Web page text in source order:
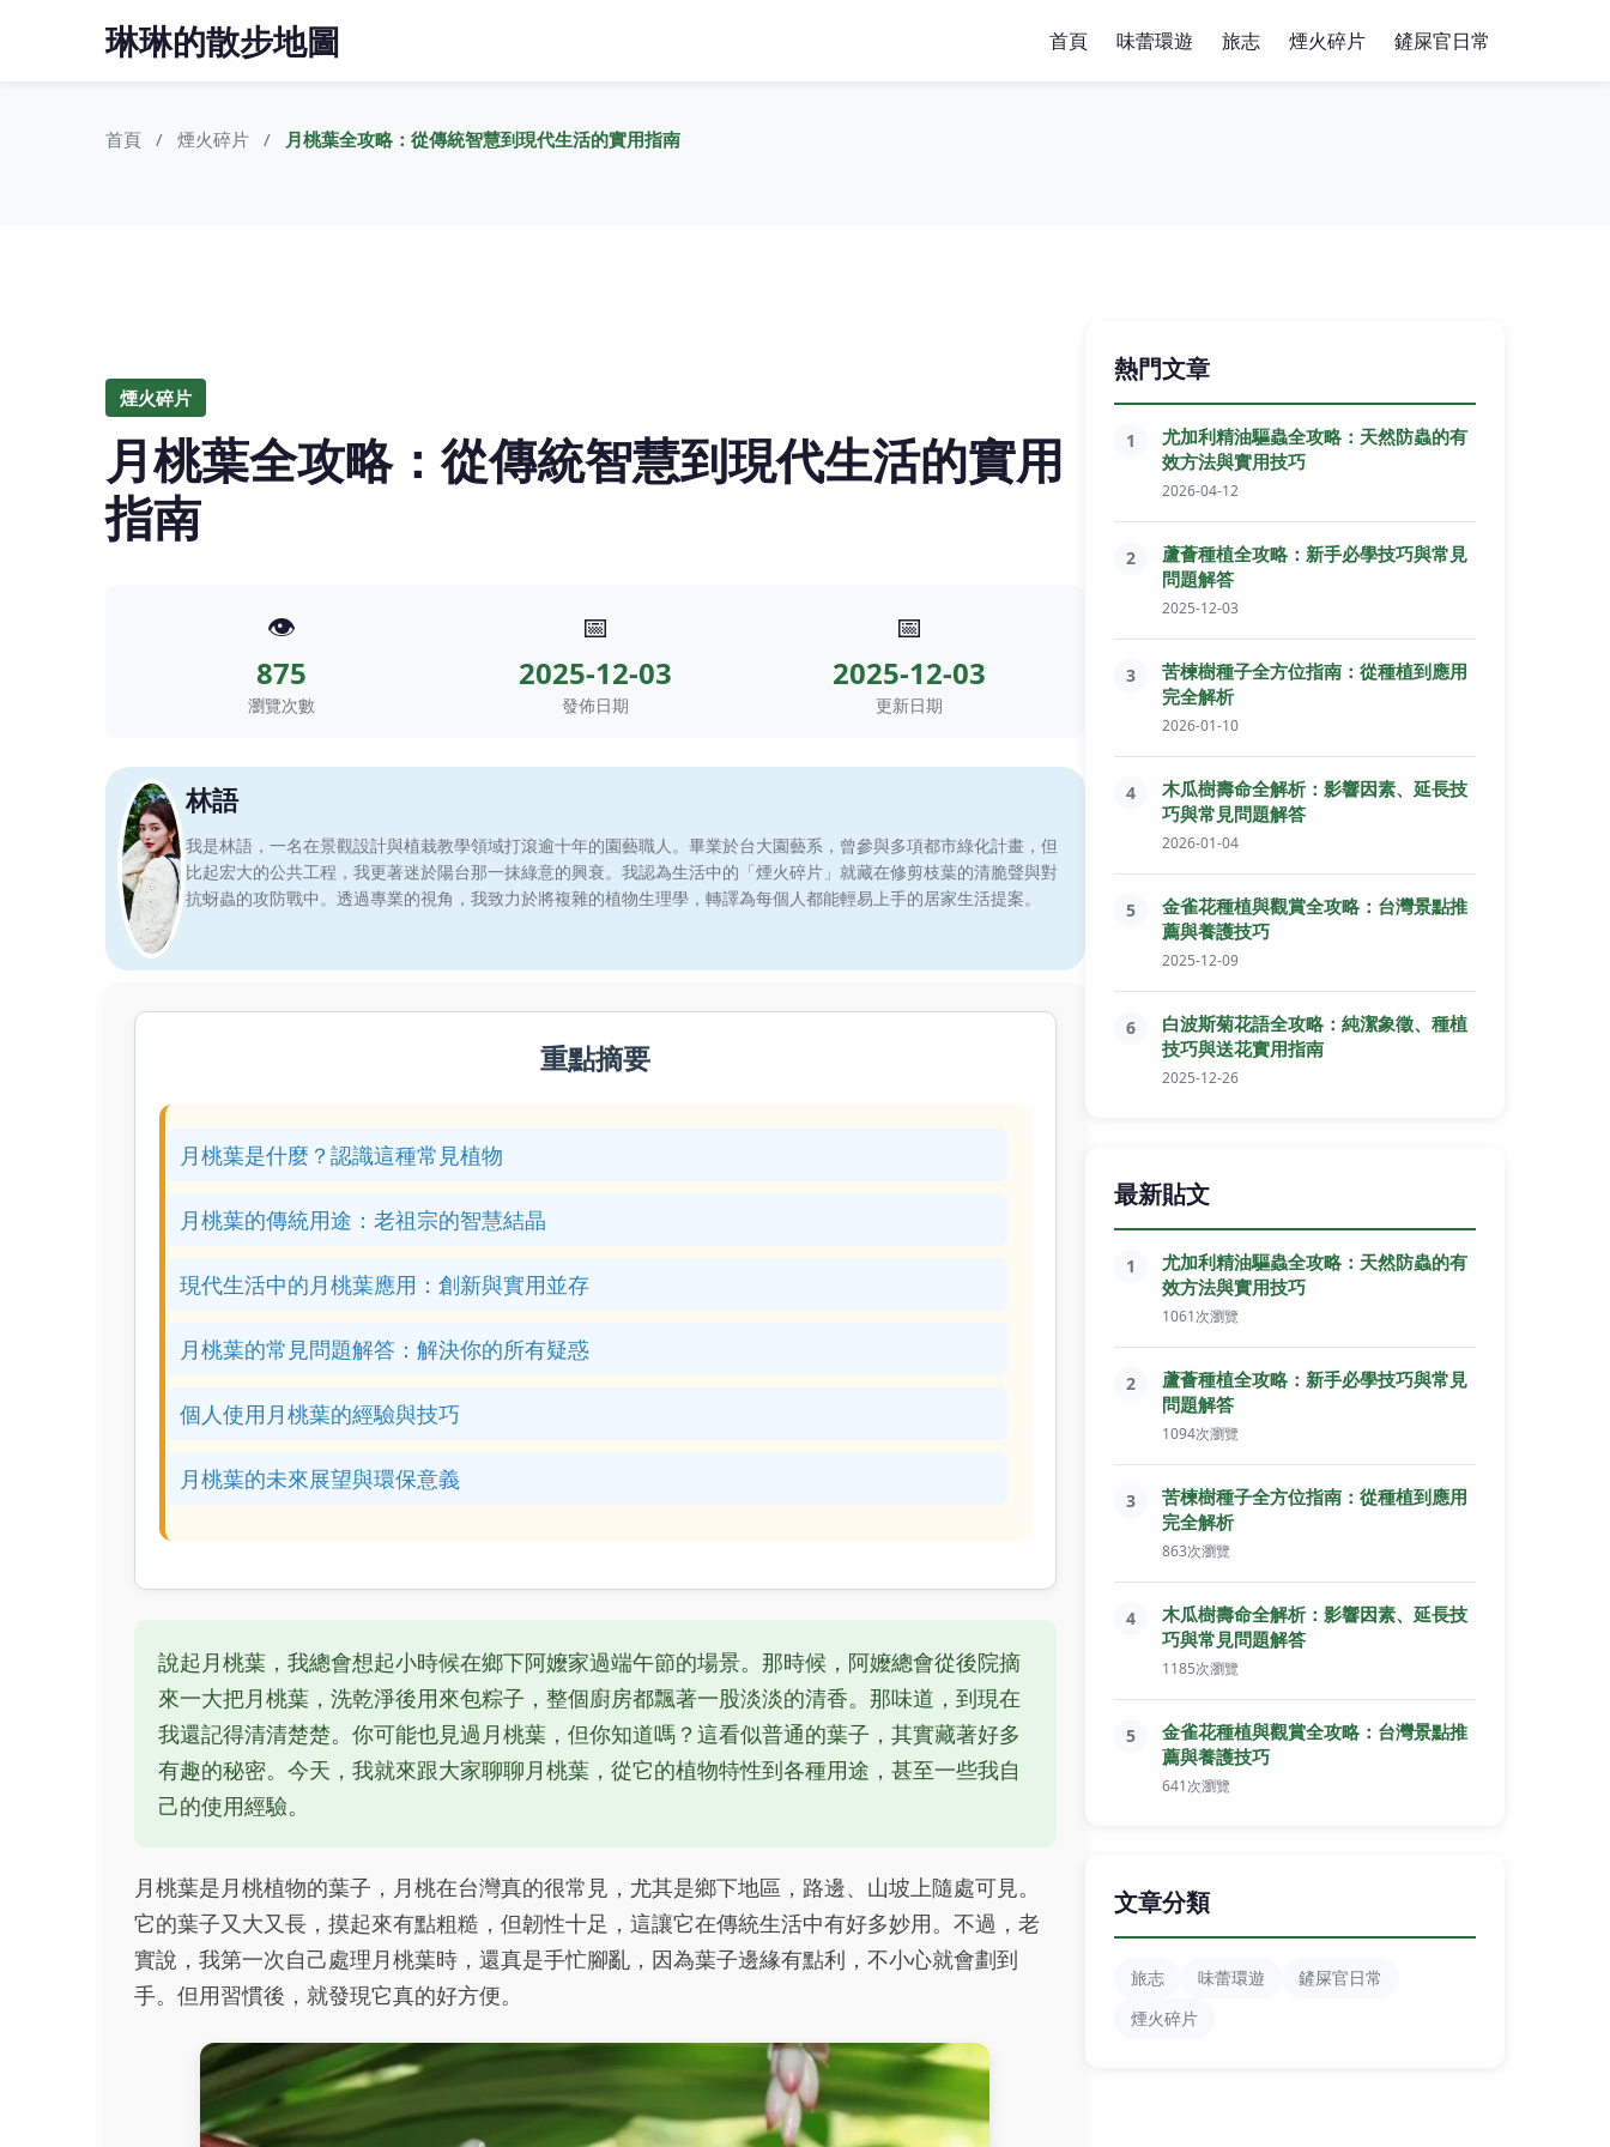
琳琳的散步地圖 首頁 味蕾環遊 旅志 煙火碎片 鏟屎官日常
首頁 煙火碎片 月桃葉全攻略：從傳統智慧到現代生活的實用指南
煙火碎片
月桃葉全攻略：從傳統智慧到現代生活的實用
指南
👁️
875
瀏覽次數
📅
2025-12-03
發佈日期
📅
2025-12-03
更新日期
林語
我是林語，一名在景觀設計與植栽教學領域打滾逾十年的園藝職人。畢業於台大園藝系，曾參與多項都市綠化計畫，但
比起宏大的公共工程，我更著迷於陽台那一抹綠意的興衰。我認為生活中的「煙火碎片」就藏在修剪枝葉的清脆聲與對
抗蚜蟲的攻防戰中。透過專業的視角，我致力於將複雜的植物生理學，轉譯為每個人都能輕易上手的居家生活提案。
重點摘要
月桃葉是什麼？認識這種常見植物
月桃葉的傳統用途：老祖宗的智慧結晶
現代生活中的月桃葉應用：創新與實用並存
月桃葉的常見問題解答：解決你的所有疑惑
個人使用月桃葉的經驗與技巧
月桃葉的未來展望與環保意義
說起月桃葉，我總會想起小時候在鄉下阿嬤家過端午節的場景。那時候，阿嬤總會從後院摘
來一大把月桃葉，洗乾淨後用來包粽子，整個廚房都飄著一股淡淡的清香。那味道，到現在
我還記得清清楚楚。你可能也見過月桃葉，但你知道嗎？這看似普通的葉子，其實藏著好多
有趣的秘密。今天，我就來跟大家聊聊月桃葉，從它的植物特性到各種用途，甚至一些我自
己的使用經驗。
月桃葉是月桃植物的葉子，月桃在台灣真的很常見，尤其是鄉下地區，路邊、山坡上隨處可見。
它的葉子又大又長，摸起來有點粗糙，但韌性十足，這讓它在傳統生活中有好多妙用。不過，老
實說，我第一次自己處理月桃葉時，還真是手忙腳亂，因為葉子邊緣有點利，不小心就會劃到
手。但用習慣後，就發現它真的好方便。
熱門文章
1
尤加利精油驅蟲全攻略：天然防蟲的有
效方法與實用技巧
2026-04-12
2
蘆薈種植全攻略：新手必學技巧與常見
問題解答
2025-12-03
3
苦楝樹種子全方位指南：從種植到應用
完全解析
2026-01-10
4
木瓜樹壽命全解析：影響因素、延長技
巧與常見問題解答
2026-01-04
5
金雀花種植與觀賞全攻略：台灣景點推
薦與養護技巧
2025-12-09
6
白波斯菊花語全攻略：純潔象徵、種植
技巧與送花實用指南
2025-12-26
最新貼文
1
尤加利精油驅蟲全攻略：天然防蟲的有
效方法與實用技巧
1061次瀏覽
2
蘆薈種植全攻略：新手必學技巧與常見
問題解答
1094次瀏覽
3
苦楝樹種子全方位指南：從種植到應用
完全解析
863次瀏覽
4
木瓜樹壽命全解析：影響因素、延長技
巧與常見問題解答
1185次瀏覽
5
金雀花種植與觀賞全攻略：台灣景點推
薦與養護技巧
641次瀏覽
文章分類
旅志 味蕾環遊
鏟屎官日常
煙火碎片